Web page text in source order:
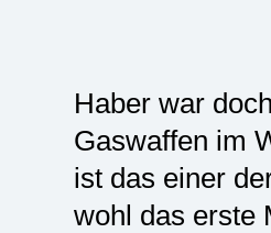
Haber war
Gaswaffen im
ist das einer
wohl das erste